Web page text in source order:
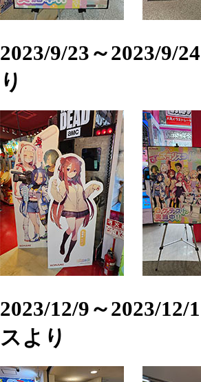
2023/9/23～2023/9/
り
2023/12/9～2023/
スより